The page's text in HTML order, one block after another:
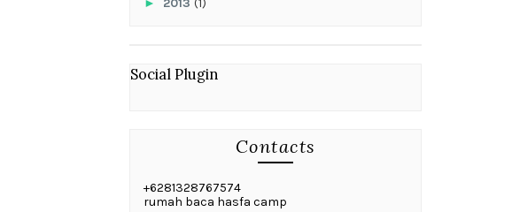
2013 (1)
Social Plugin
Contacts
+6281328767574
rumah baca hasfa camp